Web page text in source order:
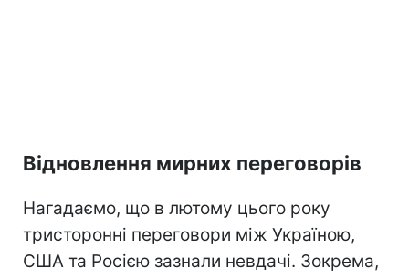
Відновлення мирних переговорів
Нагадаємо, що в лютому цього року
тристоронні переговори між Україною,
США та Росією зазнали невдачі. Зокрема,